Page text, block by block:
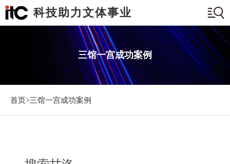
科技助力文体事业
三馆一宫成功案例
首页>三馆一宫成功案例